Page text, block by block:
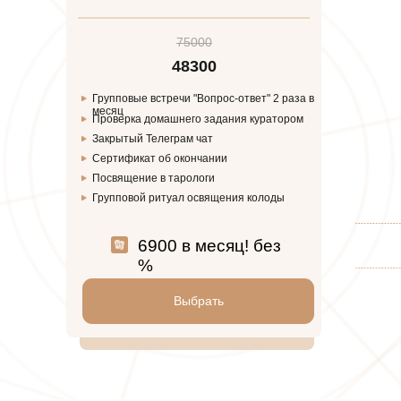
75000
48300
Групповые встречи "Вопрос-ответ" 2 раза в
месяц
Выбрать
Проверка домашнего задания куратором
Закрытый Телеграм чат
Сертификат об окончании
Посвящение в тарологи
Групповой ритуал освящения колоды
6900 в месяц! без
%